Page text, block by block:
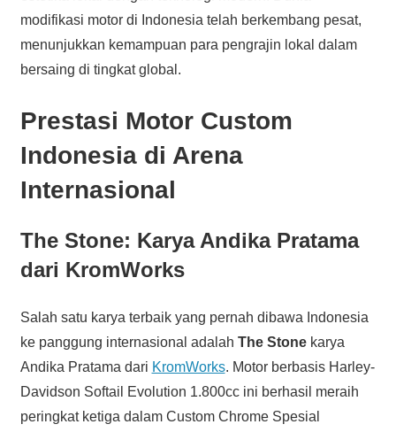
modifikasi motor di Indonesia telah berkembang pesat,
menunjukkan kemampuan para pengrajin lokal dalam
bersaing di tingkat global.
Prestasi Motor Custom
Indonesia di Arena
Internasional
The Stone: Karya Andika Pratama
dari KromWorks
Salah satu karya terbaik yang pernah dibawa Indonesia
ke panggung internasional adalah The Stonekarya
Andika Pratama dari KromWorks. Motor berbasis Harley-
Davidson Softail Evolution 1.800cc ini berhasil meraih
peringkat ketiga dalam Custom Chrome Spesial